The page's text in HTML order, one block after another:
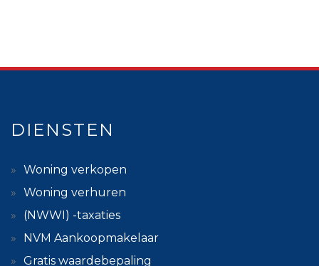
DIENSTEN
Woning verkopen
Woning verhuren
(NWWI) -taxaties
NVM Aankoopmakelaar
Gratis waardebepaling